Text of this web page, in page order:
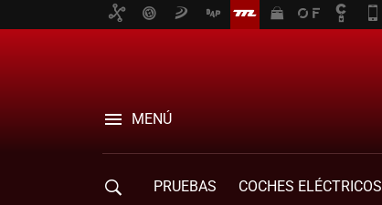
MENÚ
PRUEBAS COCHES ELÉCTRICOS